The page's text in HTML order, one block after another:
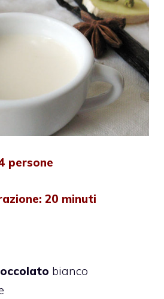
persone
20 minuti
bianco